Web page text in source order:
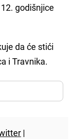
godišnjice
da će stići
i Travnika.
|